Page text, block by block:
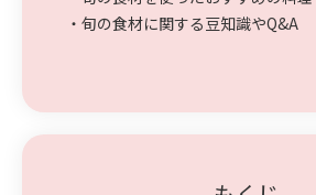
・旬の食材に関する豆知識やQ&A